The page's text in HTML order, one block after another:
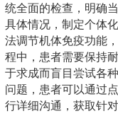
统全面的检查，明确
具体情况，制定个体
法调节机体免疫功能
程中，患者需要保持
于求成而盲目尝试各
问题，患者可以通过
行详细沟通，获取针